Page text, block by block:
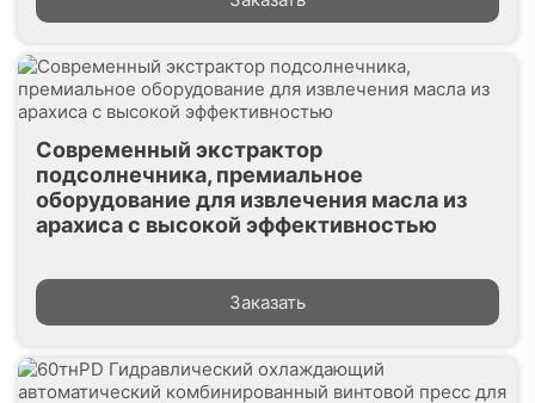
Современный экстрактор
подсолнечника, премиальное
оборудование для извлечения масла из
арахиса с высокой эффективностью
Заказать